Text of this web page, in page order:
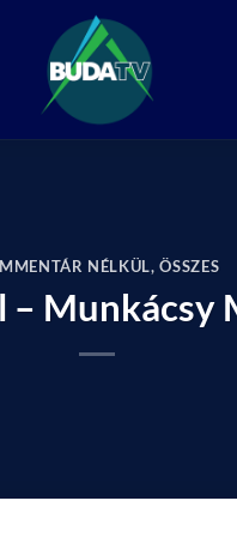
NÉLKÜL,ÖSSZES
Munkácsy